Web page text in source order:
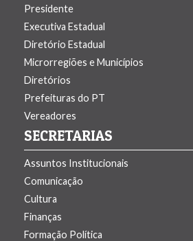
Presidente
Executiva Estadual
Diretório Estadual
Microrregiões e Municí­pios
Diretórios
Prefeituras do PT
Vereadores
SECRETARIAS
Assuntos Institucionais
Comunicação
Cultura
Finanças
Formação Polí­tica